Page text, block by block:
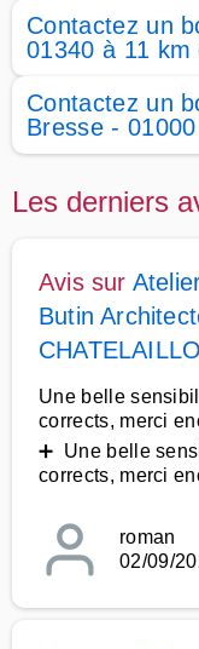
Contactez un
01340 à 11 km
Contactez un
Bresse -
Les derniers
Avis sur
Butin
Une belle
corrects, merci
➕ Une belle
corrects, merci
roman
02/09/